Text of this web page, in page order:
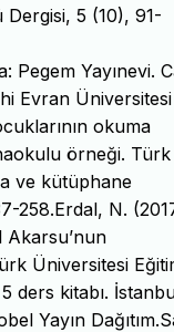
5 (10), 91-
Pegem Yayınevi.
Evran Üniversitesi
okuma
örneği. Türk
ve kütüphane
258.Erdal, N.
Akarsu’nun
Üniversitesi
ders kitabı.
Yayın